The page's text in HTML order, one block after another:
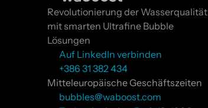
Revolutionierung der Wasserqualität
mit smarten Ultrafine Bubble
Lösungen
Auf LinkedIn verbinden
+386 31 382 434
Mitteleuropäische Geschäftszeiten
bubbles@waboost.com